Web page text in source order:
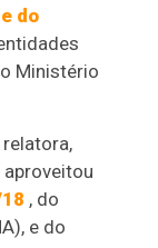
do
Ministério
relatora,
aproveitou
, do
e do